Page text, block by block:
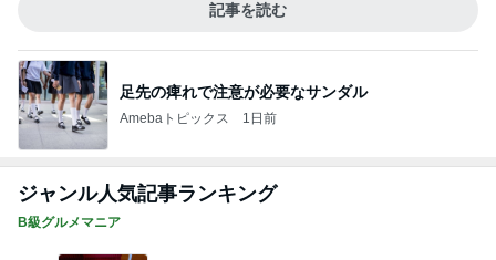
記事を読む
足先の痺れで注意が必要なサンダル
Amebaトピックス 1日前
ジャンル人気記事ランキング
B級グルメマニア